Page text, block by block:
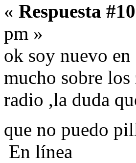
« Respuesta
pm »
ok soy nuevo
mucho sobre
radio ,la duda
que no puedo
En línea